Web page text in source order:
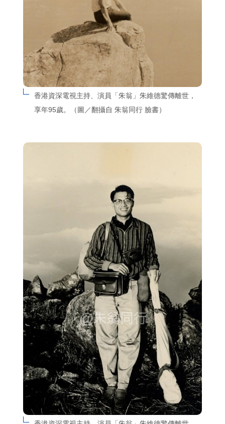
香港資深電視主持、演員「朱翁」朱維德驚傳離世，
享年95歲。（圖／翻攝自 朱翁同行 臉書）